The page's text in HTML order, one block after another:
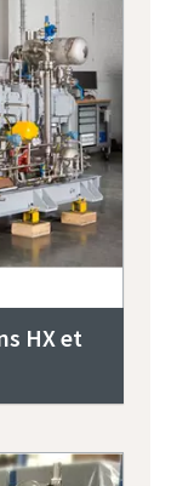
HX et